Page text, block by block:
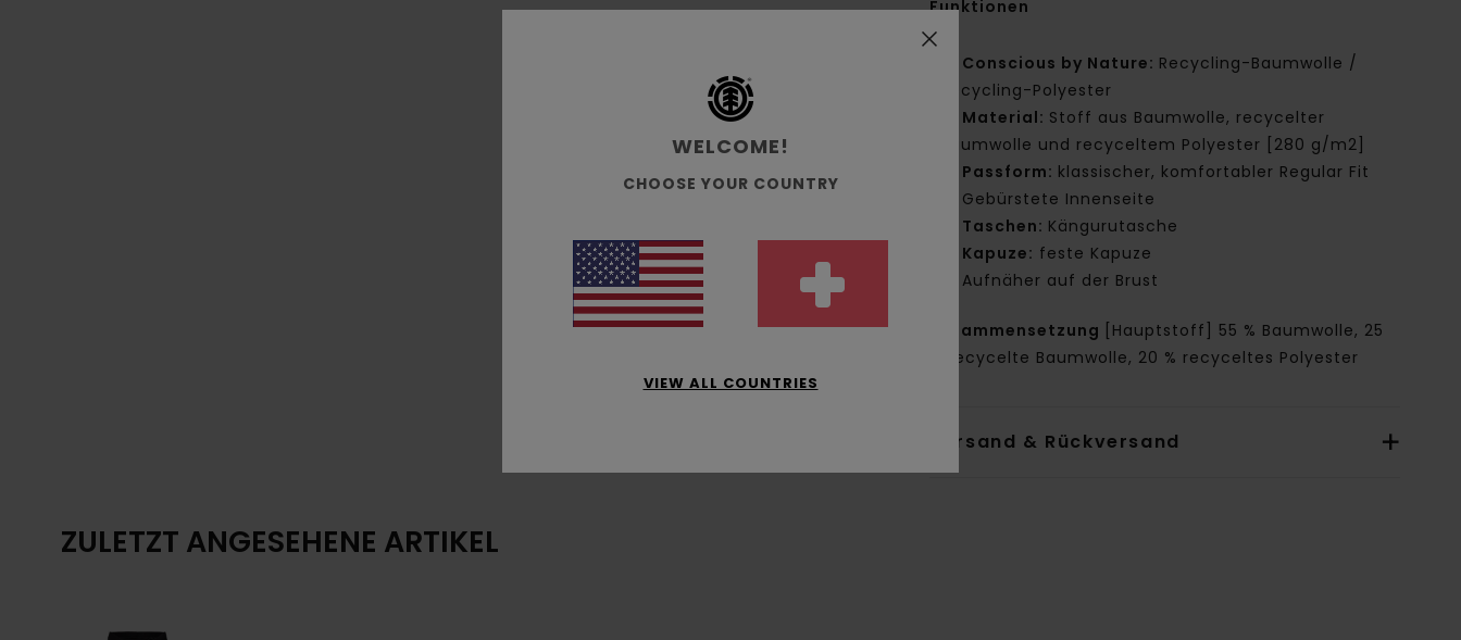
Funktionen
Conscious by Nature: Recycling-Baumwolle /
Recycling-Polyester
Material: Stoff aus Baumwolle, recycelter
Baumwolle und recyceltem Polyester [280 g/m2]
Passform: klassischer, komfortabler Regular Fit
Gebürstete Innenseite
Taschen: Kängurutasche
Kapuze: feste Kapuze
Aufnäher auf der Brust
Zusammensetzung
[Hauptstoff] 55 % Baumwolle, 25
% recycelte Baumwolle, 20 % recyceltes Polyester
Versand & Rückversand
ZULETZT ANGESEHENE ARTIKEL
WELCOME!
CHOOSE YOUR COUNTRY
VIEW ALL COUNTRIES